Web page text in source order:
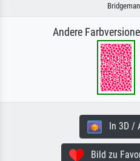
Andere
In 3D /
Bild zu